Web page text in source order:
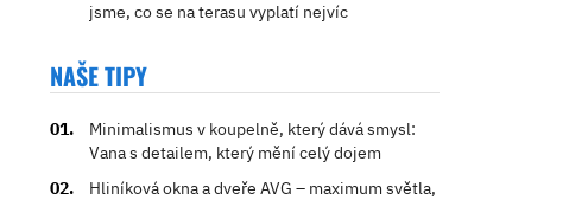
jsme, co se na terasu vyplatí nejvíc
NAŠE TIPY
Minimalismus v koupelně, který dává smysl:
Vana s detailem, který mění celý dojem
Hliníková okna a dveře AVG – maximum světla,